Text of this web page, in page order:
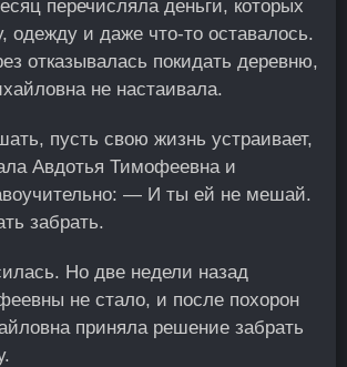
перечисляла деньги, которых
одежду и даже что-то оставалось.
отказывалась покидать деревню,
не настаивала.
пусть свою жизнь устраивает,
Авдотья Тимофеевна и
— И ты ей не мешай.
забрать.
Но две недели назад
не стало, и после похорон
приняла решение забрать